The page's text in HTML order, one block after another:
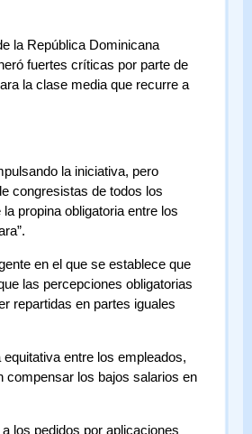
la República Dominicana
fuertes críticas por parte de
la clase media que recurre a
la iniciativa, pero
congresistas de todos los
propina obligatoria entre los
en el que se establece que
las percepciones obligatorias
repartidas en partes iguales
entre los empleados,
compensar los bajos salarios en
los pedidos por aplicaciones